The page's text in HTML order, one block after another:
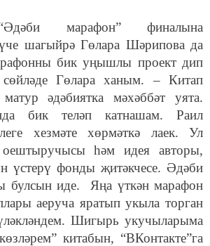
марафон” финалына
шагыйрә Гөлара Шәрипова да
бик уңышлы проект дип
Гөлара ханым. – Китап
әдәбиятка мәхәббәт уята.
бик теләп катнашам. Раил
хезмәте хөрмәткә лаек. Ул
һәм идея авторы,
үстерү фонды җитәкчесе. Әдәби
булсын иде. Яңа үткән марафон
аеруча яратып укыла торган
Шигырь укучыларыма
китабын, “ВКонтакте”га